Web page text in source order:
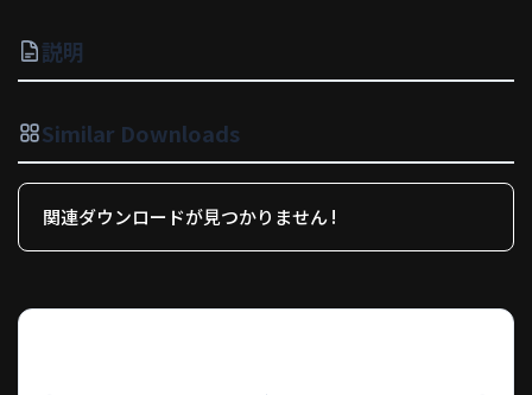
説明
Similar Downloads
関連ダウンロードが見つかりません !